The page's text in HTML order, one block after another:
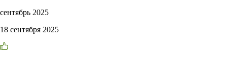
сентябрь 2025
18 сентября 2025